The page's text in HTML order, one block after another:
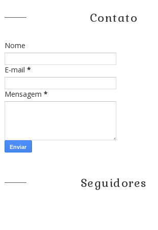
Contato
Nome
E-mail *
Mensagem *
Seguidores